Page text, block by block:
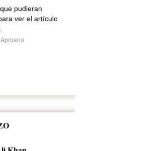
pudieran
ver el artículo
Aproano